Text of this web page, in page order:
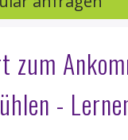
zum
-